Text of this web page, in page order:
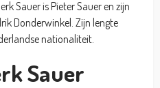
Sauer is Pieter Sauer en zijn
Donderwinkel. Zijn lengte
nationaliteit.
Sauer